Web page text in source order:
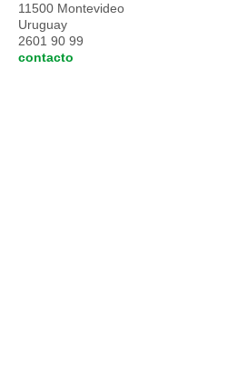
11500 Montevideo
Uruguay
2601 90 99
contacto